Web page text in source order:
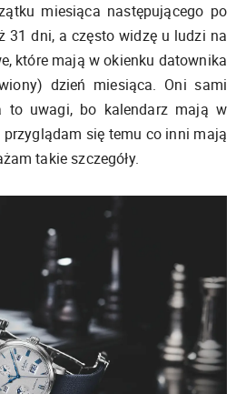
miesiąca następującego po
31 dni, a często widzę u ludzi na
które mają w okienku datownika
dzień miesiąca. Oni sami
to uwagi, bo kalendarz mają w
się temu co inni mają
takie szczegóły.